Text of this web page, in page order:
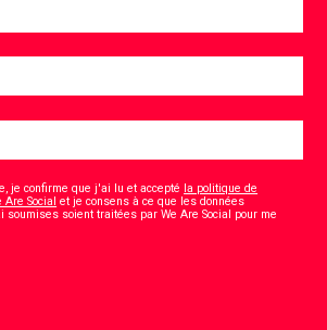
je confirme que j'ai lu et accepté la politique de
Are Social et je consens à ce que les données
soumises soient traitées par We Are Social pour me